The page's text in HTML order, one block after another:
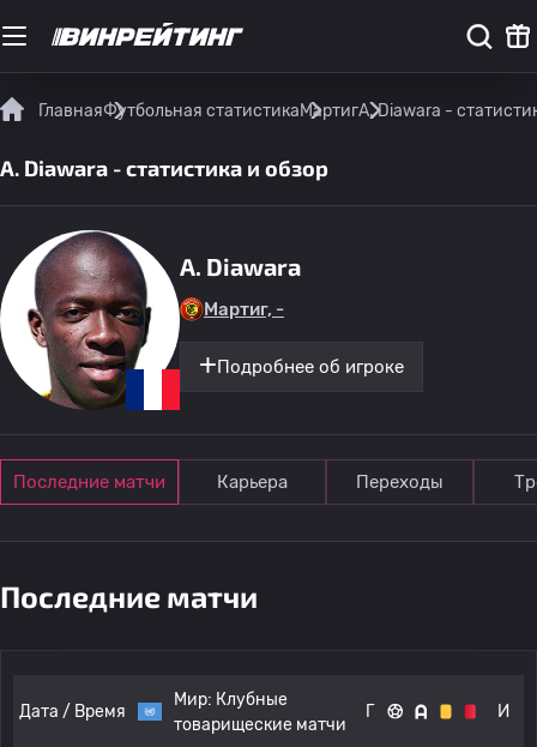
ГлавнаяФутбольная статистикаМартигA. Diawara -
A. Diawara - статистика и обзор
A. Diawara
Мартиг, -
Подробнее об игроке
Последние матчи Карьера Переходы
Последние матчи
Дата / Время
Мир: Клубные
товарищеские матчи
Г И